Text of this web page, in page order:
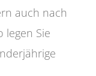
auch nach
legen Sie